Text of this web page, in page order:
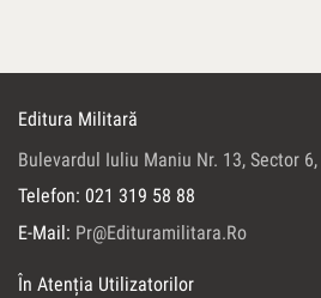
Editura Militară
Bulevardul Iuliu Maniu Nr. 13, Sector
Telefon: 021 319 58 88
E-Mail: Pr@edituramilitara.ro
În Atenția Utilizatorilor